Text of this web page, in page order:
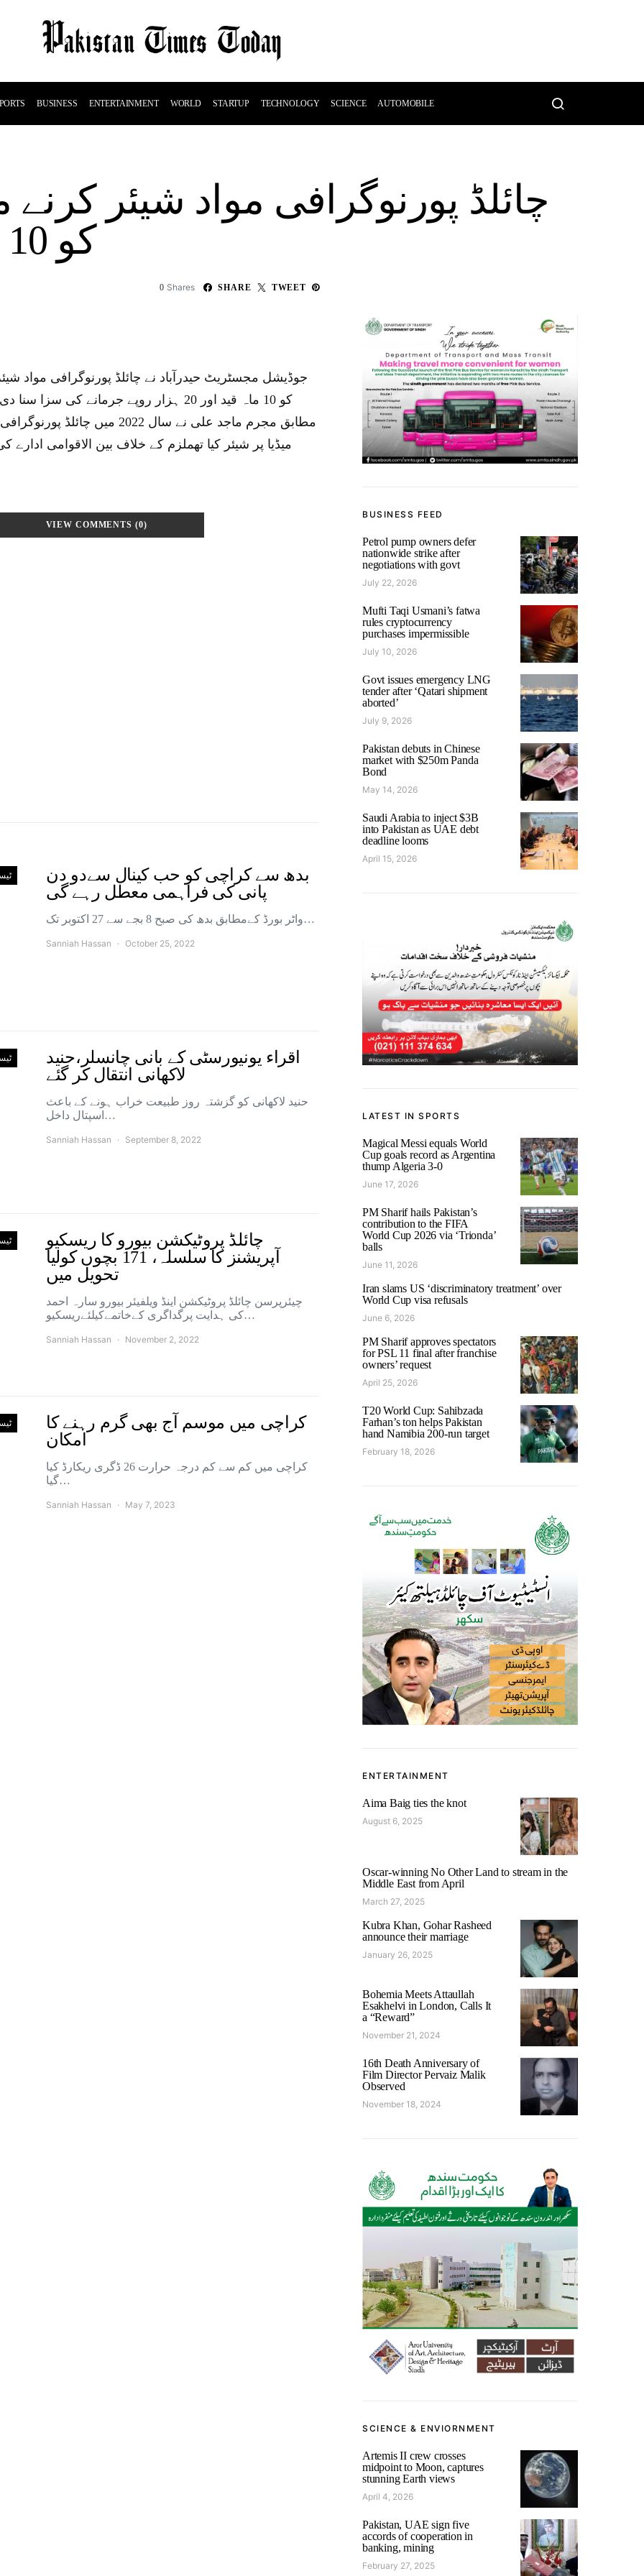
BUSINESS ENTERTAINMENT WORLD STARTUP TECHNOLOGY SCIENCE AUTOMOBILE
چائلڈ پورنوگرافی مواد شیئر
کو 10 ماہ قید کی سزا
0 Shares SHARE TWEET
جوڈیشل مجسٹریٹ حیدرآباد نے چائلڈ پورنوگرافی مواد
کو 10 ماہ قید اور 20 ہزار روپے جرمانے کی
مطابق مجرم ماجد علی نے سال 2022
VIEW COMMENTS (0)
بدھ سے کراچی کو حب کینال سےدو دن
پانی کی فراہمی معطل رہے گی
واٹر بورڈ کےمطابق بدھ کی صبح 8 بجے سے 27 اکتوبر تک…
Sanniah Hassan October 25, 2022
اقراء یونیورسٹی کے بانی چانسلر،حنید
لاکھانی انتقال کر گئے
حنید لاکھانی کو گزشتہ روز طبیعت خراب ہونے کے باعث
اسپتال داخل…
Sanniah Hassan September 8, 2022
چائلڈ پروٹیکشن بیورو کا ریسکیو
آپریشنز کا سلسلہ، 171 بچوں کولیا
تحویل میں
چیئرپرسن چائلڈ پروٹیکشن اینڈ ویلفیئر بیورو سارہ احمد
کی ہدایت پرگداگری کےخاتمےکیلئےریسکیو…
Sanniah Hassan November 2, 2022
کراچی میں موسم آج بھی گرم رہنے کا
امکان
کراچی میں کم سے کم درجہ حرارت 26 ڈگری ریکارڈ کیا
گیا…
Sanniah Hassan May 7, 2023
BUSINESS FEED
Petrol pump owners defer
nationwide strike after
negotiations with govt
July 22, 2026
Mufti Taqi Usmani’s fatwa
rules cryptocurrency
purchases impermissible
July 10, 2026
Govt issues emergency LNG
tender after ‘Qatari shipment
aborted’
July 9, 2026
Pakistan debuts in Chinese
market with $250m Panda
Bond
May 14, 2026
Saudi Arabia to inject $3B
into Pakistan as UAE debt
deadline looms
April 15, 2026
LATEST IN SPORTS
Magical Messi equals World
Cup goals record as Argentina
thump Algeria 3-0
June 17, 2026
PM Sharif hails Pakistan’s
contribution to the FIFA
World Cup 2026 via ‘Trionda’
balls
June 11, 2026
Iran slams US ‘discriminatory treatment’ over
World Cup visa refusals
June 6, 2026
PM Sharif approves spectators
for PSL 11 final after franchise
owners’ request
April 25, 2026
T20 World Cup: Sahibzada
Farhan’s ton helps Pakistan
hand Namibia 200-run target
February 18, 2026
ENTERTAINMENT
Aima Baig ties the knot
August 6, 2025
Oscar-winning No Other Land to stream in the
Middle East from April
March 27, 2025
Kubra Khan, Gohar Rasheed
announce their marriage
January 26, 2025
Bohemia Meets Attaullah
Esakhelvi in London, Calls It
a “Reward”
November 21, 2024
16th Death Anniversary of
Film Director Pervaiz Malik
Observed
November 18, 2024
SCIENCE & ENVIORNMENT
Artemis II crew crosses
midpoint to Moon, captures
stunning Earth views
April 4, 2026
Pakistan, UAE sign five
accords of cooperation in
banking, mining
February 27, 2025